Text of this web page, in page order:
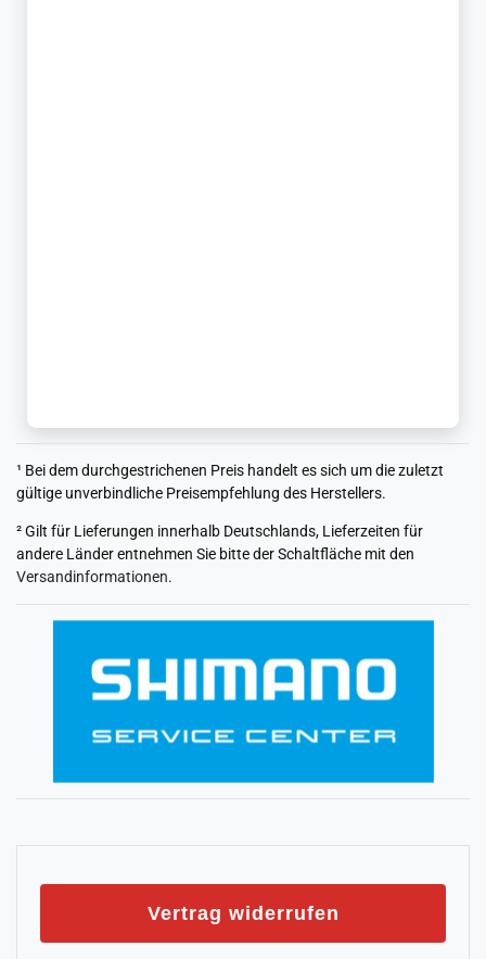
¹ Bei dem durchgestrichenen Preis handelt es sich um die zuletzt
gültige unverbindliche Preisempfehlung des Herstellers.
² Gilt für Lieferungen innerhalb Deutschlands, Lieferzeiten für
andere Länder entnehmen Sie bitte der Schaltfläche mit den
Versandinformationen.
Vertrag widerrufen